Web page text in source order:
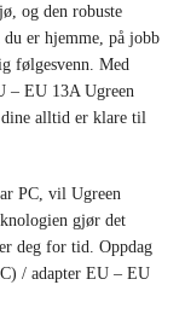
og den robuste
er hjemme, på jobb
følgesvenn. Med
– EU 13A Ugreen
alltid er klare til
PC, vil Ugreen
gjør det
deg for tid. Oppdag
/ adapter EU – EU